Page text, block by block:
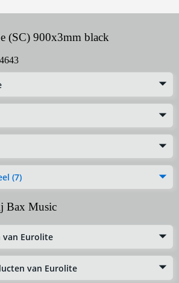
(SC) 900x3mm black
(7)
Bax Music
van Eurolite
van Eurolite